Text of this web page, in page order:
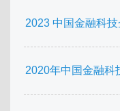
2023 中国金融科
2020年中国金融科